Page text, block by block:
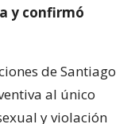
y confirmó
de Santiago
al único
y violación